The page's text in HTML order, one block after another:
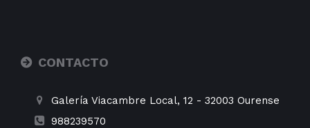
CONTACTO
Galería Viacambre Local, 12 - 32003 Ourense
988239570